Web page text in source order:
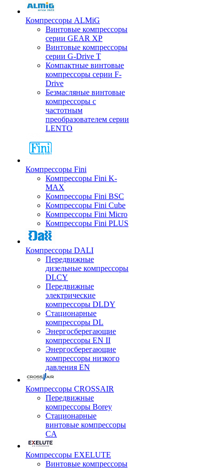
Компрессоры ALMiG
Винтовые компрессоры
серии GEAR XP
Винтовые компрессоры
серии G-Drive T
Компактные винтовые
компрессоры серии F-
Drive
Безмасляные винтовые
компрессоры с
частотным
преобразователем серии
LENTO
Компрессоры Fini
Компрессоры Fini K-
MAX
Компрессоры Fini BSC
Компрессоры Fini Cube
Компрессоры Fini Micro
Компрессоры Fini PLUS
Компрессоры DALI
Передвижные
дизельные компрессоры
DLCY
Передвижные
электрические
компрессоры DLDY
Стационарные
компрессоры DL
Энергосберегающие
компрессоры EN II
Энергосберегающие
компрессоры низкого
давления EN
Компрессоры CROSSAIR
Передвижные
компрессоры Borey
Стационарные
винтовые компрессоры
CA
Компрессоры EXELUTE
Винтовые компрессоры